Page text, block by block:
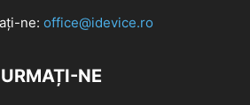
ne: office@idevice.ro
URMAȚI-NE